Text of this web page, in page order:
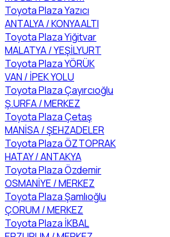
Toyota Plaza Yazıcı
ANTALYA / KONYAALTI
Toyota Plaza Yiğitvar
MALATYA / YEŞİLYURT
Toyota Plaza YÖRÜK
VAN / İPEK YOLU
Toyota Plaza Çayırcıoğlu
Ş.URFA / MERKEZ
Toyota Plaza Çetaş
MANİSA / ŞEHZADELER
Toyota Plaza ÖZTOPRAK
HATAY / ANTAKYA
Toyota Plaza Özdemir
OSMANİYE / MERKEZ
Toyota Plaza Şamlıoğlu
ÇORUM / MERKEZ
Toyota Plaza İKBAL